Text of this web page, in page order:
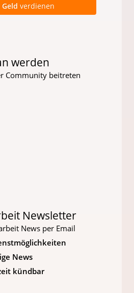
Geld verdienen
werden
Community beitreten
Newsletter
News per Email
News
kündbar